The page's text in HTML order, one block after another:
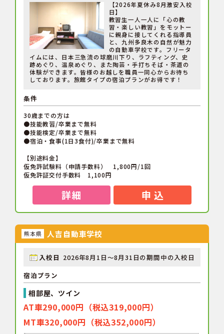
【2026年夏休み8月激安入校
日】
教習生一人一人に「心の教
習・楽しい教習」をモットー
に親身に接してくれる指導員
と、九州多良木の自然が魅力
の自動車学校です。フリータ
イムには、日本三急流の球磨川下り、ラフティング、史
跡めぐり、温泉めぐり、また陶芸・手打ちそば・茶道の
体験ができます。皆様のお越しを職員一同心からお待ち
しております。旅館タイプの宿泊プランがお得です！
条件
30歳までの方は
●技能教習/卒業まで無料
●技能検定/卒業まで無料
●宿泊・食事(1日3食付)/卒業まで無料
【別途料金】
仮免許試験料（申請手数料） 1,800円/1回
仮免許証交付手数料 1,100円
詳細 申 込
熊本県 人吉自動車学校
入校日 2026年8月1日～8月31日の期間中の入校日
宿泊プラン
相部屋、ツイン
AT車290,000円（税込319,000円）
MT車320,000円（税込352,000円）